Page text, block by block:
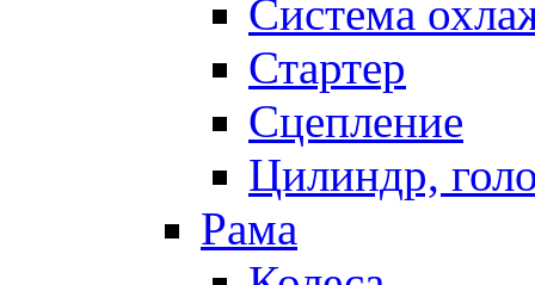
Система
Стартер
Сцепление
Цилиндр,
Рама